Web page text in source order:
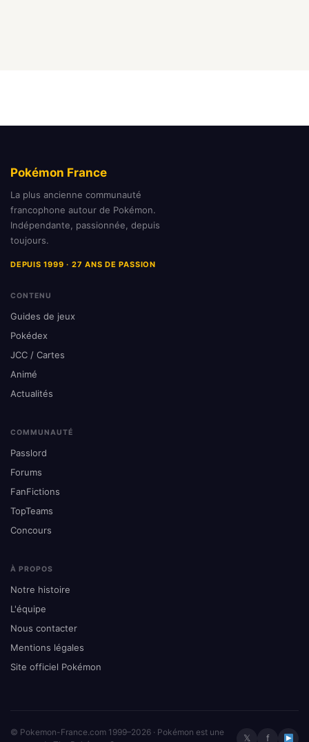
Pokémon France
La plus ancienne communauté
francophone autour de Pokémon.
Indépendante, passionnée, depuis
toujours.
DEPUIS 1999 · 27 ANS DE PASSION
CONTENU
Guides de jeux
Pokédex
JCC / Cartes
Animé
Actualités
COMMUNAUTÉ
Passlord
Forums
FanFictions
TopTeams
Concours
À PROPOS
Notre histoire
L'équipe
Nous contacter
Mentions légales
Site officiel Pokémon
© Pokemon-France.com 1999–2026 · Pokémon est une
𝕏 f